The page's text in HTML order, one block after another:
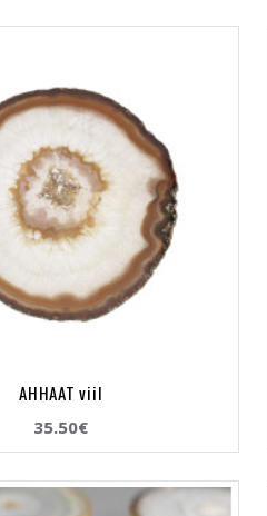
AHHAAT viil
35.50€